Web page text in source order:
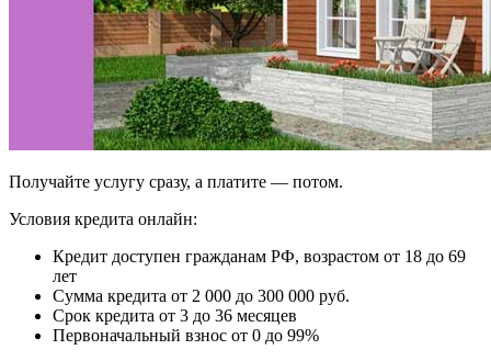
Получайте услугу сразу, а платите — потом.
Условия кредита онлайн:
Кредит доступен гражданам РФ, возрастом от 18 до 69
лет
Сумма кредита от 2 000 до 300 000 руб.
Срок кредита от 3 до 36 месяцев
Первоначальный взнос от 0 до 99%